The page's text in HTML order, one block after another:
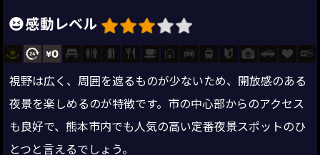
感動レベル
視野は広く、周囲を遮るものが少ないため、開放感のある
夜景を楽しめるのが特徴です。市の中心部からのアクセス
も良好で、熊本市内でも人気の高い定番夜景スポットのひ
とつと言えるでしょう。